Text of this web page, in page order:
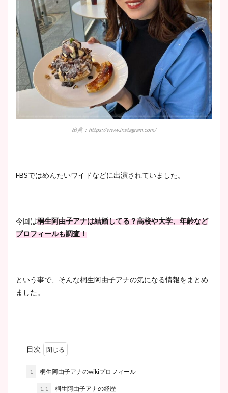
出典：https://www.instagram.com/
FBSではめんたいワイドなどに出演されていました。
今回は桐生阿由子アナは結婚してる？高校や大学、年齢など
プロフィールも調査！
という事で、そんな桐生阿由子アナの気になる情報をまとめ
ました。
目次
1 桐生阿由子アナのwikiプロフィール
1.1 桐生阿由子アナの経歴